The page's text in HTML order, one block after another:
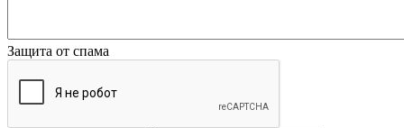
Защита от спама